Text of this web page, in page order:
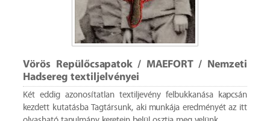
Vörös Repülőcsapatok / MAEFORT / Nemzeti
Hadsereg textiljelvényei
Két eddig azonosítatlan textiljevény felbukkanása kapcsán
kezdett kutatásba Tagtársunk, aki munkája eredményét az itt